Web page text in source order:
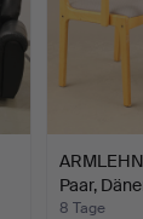
Paar,
8 Tage